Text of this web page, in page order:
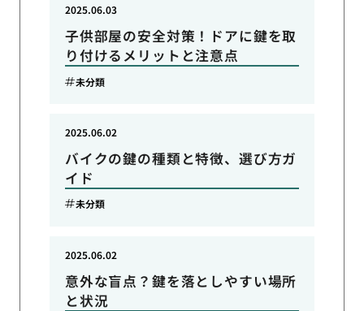
子供部屋の安全対策！ドアに鍵を取
り付けるメリットと注意点
2025.06.03
未分類
バイクの鍵の種類と特徴、選び方ガ
イド
2025.06.02
未分類
意外な盲点？鍵を落としやすい場所
と状況
2025.06.02